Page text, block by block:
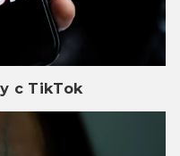
с TikTok